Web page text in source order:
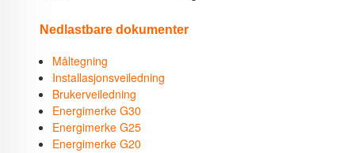
Nedlastbare dokumenter
Måltegning
Installasjonsveiledning
Brukerveiledning
Energimerke G30
Energimerke G25
Energimerke G20